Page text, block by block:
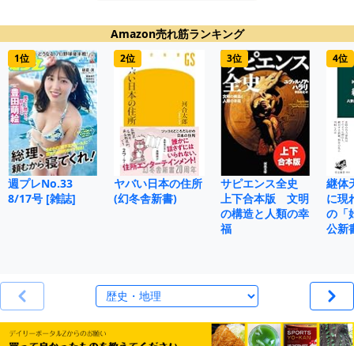
Amazon売れ筋ランキング
1位
週プレNo.33
8/17号 [雑誌]
2位
ヤバい日本の住所
(幻冬舎新書)
3位
サピエンス全史
上下合本版 文明
の構造と人類の幸
福
4位
継体
に現
の「
公新